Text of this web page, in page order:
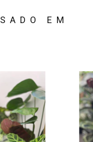
EM